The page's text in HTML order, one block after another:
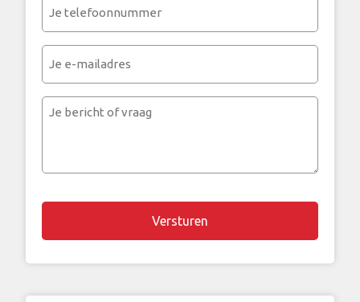
(Vereist)
mailadres
Je
Chapta